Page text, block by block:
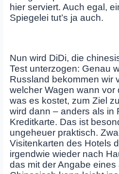
hier serviert. Auch egal,
Spiegelei tut’s ja auch.
Nun wird DiDi, die
Test unterzogen: Genau
Russland bekommen wir
welcher Wagen wann vor
was es kostet, zum Ziel
wird dann – anders als in
Kreditkarte. Das ist
ungeheuer praktisch.
Visitenkarten des Hotels
irgendwie wieder nach
das mit der Angabe